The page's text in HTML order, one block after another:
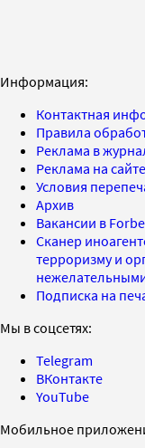
Информация:
Контактная
Правила
Реклама в
Реклама на сайте
Условия
Архив
Вакансии в
Сканер
терроризму и
Подписка на
Мы в соцсетях:
Telegram
ВКонтакте
YouTube
Мобильное